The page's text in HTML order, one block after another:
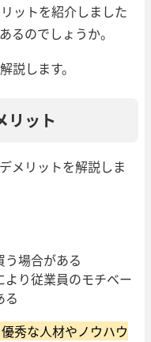
ットを紹介しました
るのでしょうか。
説します。
リット
メリットを解説しま
場合がある
り従業員のモチベー
る
秀な人材やノウハウ